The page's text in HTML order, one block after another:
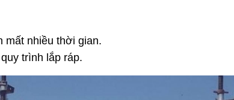
mất nhiều thời gian.
trình lắp ráp.